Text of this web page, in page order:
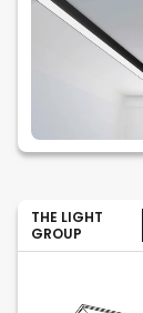
THE LIGHT
GROUP